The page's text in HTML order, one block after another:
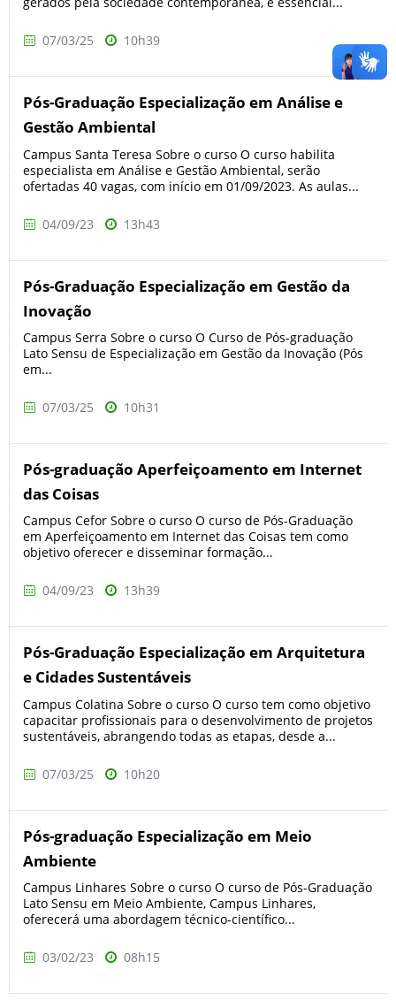
07/03/25 10h39
Pós-Graduação Especialização em Análise e
Gestão Ambiental
Campus Santa Teresa Sobre o curso O curso habilita
especialista em Análise e Gestão Ambiental, serão
ofertadas 40 vagas, com início em 01/09/2023. As aulas...
04/09/23 13h43
Pós-Graduação Especialização em Gestão da
Inovação
Campus Serra Sobre o curso O Curso de Pós-graduação
Lato Sensu de Especialização em Gestão da Inovação (Pós
em...
07/03/25 10h31
Pós-graduação Aperfeiçoamento em Internet
das Coisas
Campus Cefor Sobre o curso O curso de Pós-Graduação
em Aperfeiçoamento em Internet das Coisas tem como
objetivo oferecer e disseminar formação...
04/09/23 13h39
Pós-Graduação Especialização em Arquitetura
e Cidades Sustentáveis
Campus Colatina Sobre o curso O curso tem como objetivo
capacitar profissionais para o desenvolvimento de projetos
sustentáveis, abrangendo todas as etapas, desde a...
07/03/25 10h20
Pós-graduação Especialização em Meio
Ambiente
Campus Linhares Sobre o curso O curso de Pós-Graduação
Lato Sensu em Meio Ambiente, Campus Linhares,
oferecerá uma abordagem técnico-científico...
03/02/23 08h15